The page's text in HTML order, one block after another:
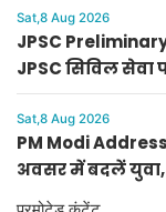
Sat,8 Aug 2026
JPSC
JPSC सिविल सेवा
PIL
Sat,8 Aug 2026
PM Modi
अवसर में बदलें युवा,
में पीएम मोदी का